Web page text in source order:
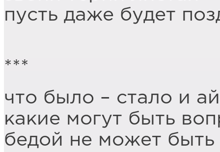
пусть даже будет
***
что было – стало и
какие могут быть
бедой не может быть